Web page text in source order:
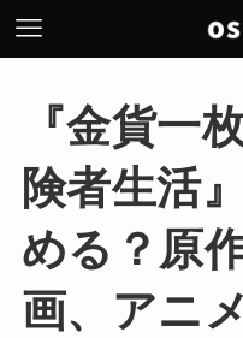
『金貨一
険者生活
める？原
画、アニ